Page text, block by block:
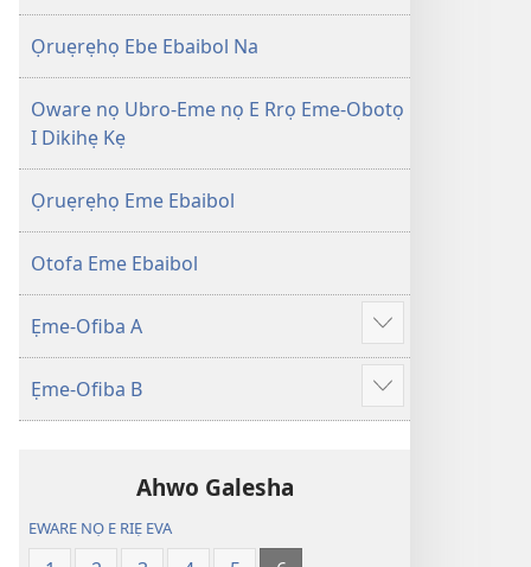
Ikereakere
Efuafo
Na
(Onọ
evaọ
a
wariẹ
fa
evaọ
2013)
Ọruẹrẹhọ Ebe Ebaibol Na
Oware nọ Ubro-Eme nọ E Rrọ Eme-Obotọ
I Dikihẹ Kẹ
Ọruẹrẹhọ Eme Ebaibol
Otofa Eme Ebaibol
Ẹme-Ofiba A
Show
more
Ẹme-Ofiba B
Show
more
Ahwo Galesha
EWARE NỌ E RIẸ EVA